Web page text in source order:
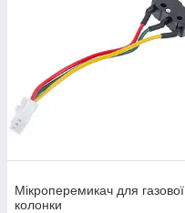
Мікроперемикач для газової
колонки